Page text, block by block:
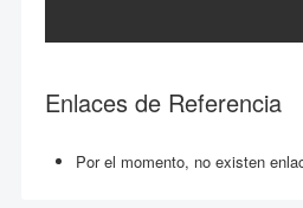
Enlaces de Referencia
Por el momento, no existen